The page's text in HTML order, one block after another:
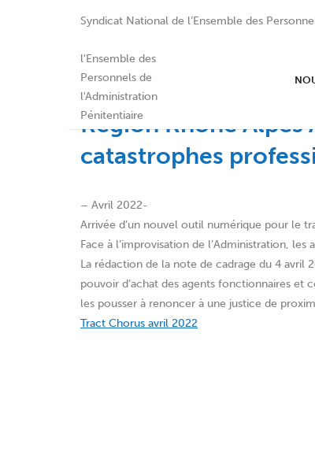
Syndicat National de l’Ensemble des
Région Rhône Alpes
catastrophes
– Avril 2022-
Arrivée d’un nouvel outil numérique pour le
Face à l’improvisation de l’Administration,
La rédaction de la note de cadrage du 4
pouvoir d’achat des agents fonctionnaires et
les pousser à renoncer à une justice de
Tract Chorus avril 2022